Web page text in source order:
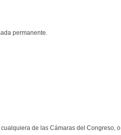
permanente.
de las Cámaras del Congreso, o